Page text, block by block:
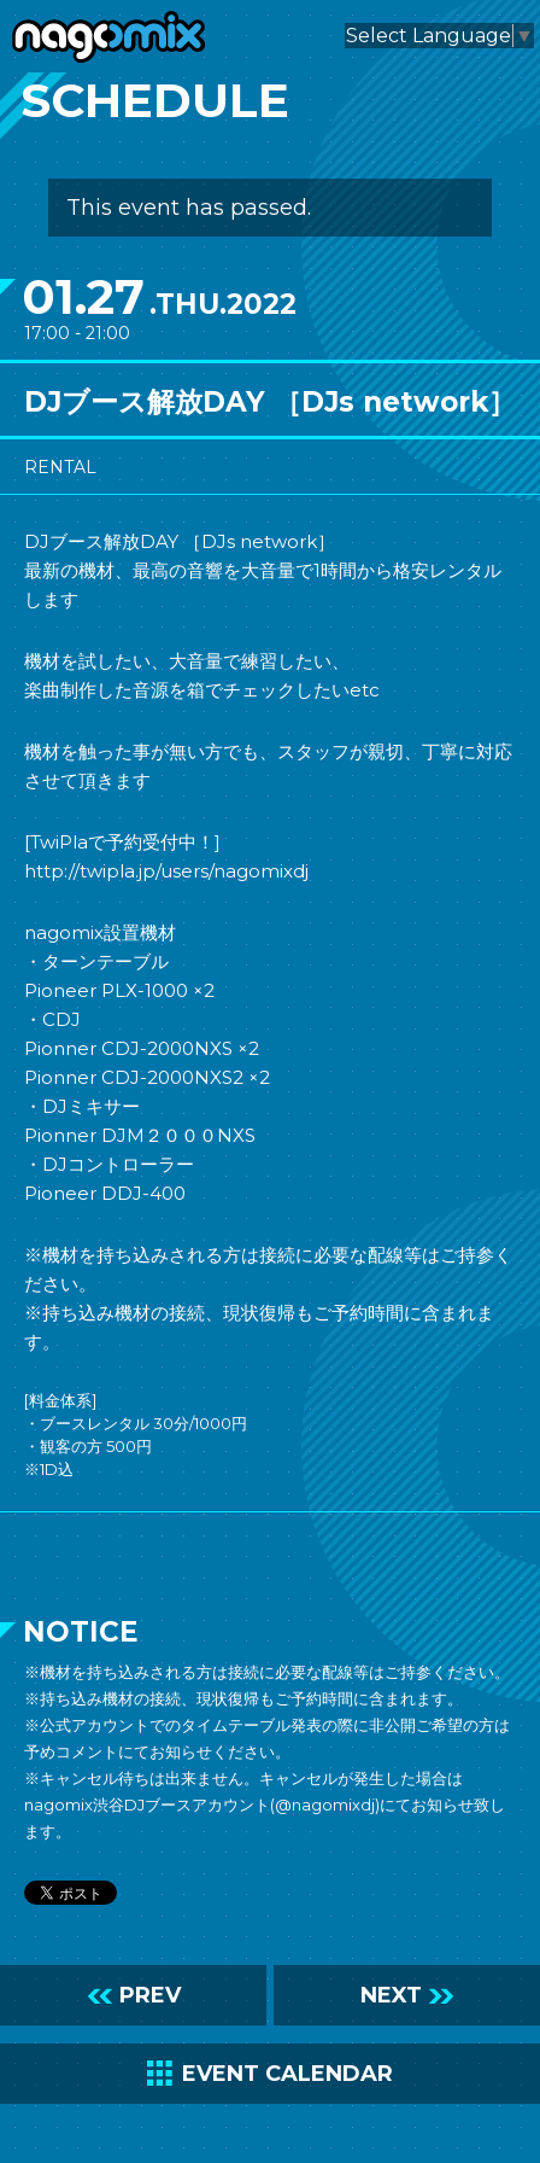
nagomix
Select Language ▼
SCHEDULE
This event has passed.
01.27 .THU.2022
17:00 - 21:00
DJブース解放DAY ［DJs network］
RENTAL
DJブース解放DAY ［DJs network］
最新の機材、最高の音響を大音量で1時間から格安レンタル
します
機材を試したい、大音量で練習したい、
楽曲制作した音源を箱でチェックしたいetc
機材を触った事が無い方でも、スタッフが親切、丁寧に対応
させて頂きます
[TwiPlaで予約受付中！]
http://twipla.jp/users/nagomixdj
nagomix設置機材
・ターンテーブル
Pioneer PLX-1000 ×2
・CDJ
Pionner CDJ-2000NXS ×2
Pionner CDJ-2000NXS2 ×2
・DJミキサー
Pionner DJM２０００NXS
・DJコントローラー
Pioneer DDJ-400
※機材を持ち込みされる方は接続に必要な配線等はご持参く
ださい。
※持ち込み機材の接続、現状復帰もご予約時間に含まれま
す。
[料金体系]
・ブースレンタル 30分/1000円
・観客の方 500円
※1D込
NOTICE
※機材を持ち込みされる方は接続に必要な配線等はご持参ください。
※持ち込み機材の接続、現状復帰もご予約時間に含まれます。
※公式アカウントでのタイムテーブル発表の際に非公開ご希望の方は
予めコメントにてお知らせください。
※キャンセル待ちは出来ません。キャンセルが発生した場合は
nagomix渋谷DJブースアカウント(@nagomixdj)にてお知らせ致し
ます。
L PREV NEXT R
C EVENT CALENDAR